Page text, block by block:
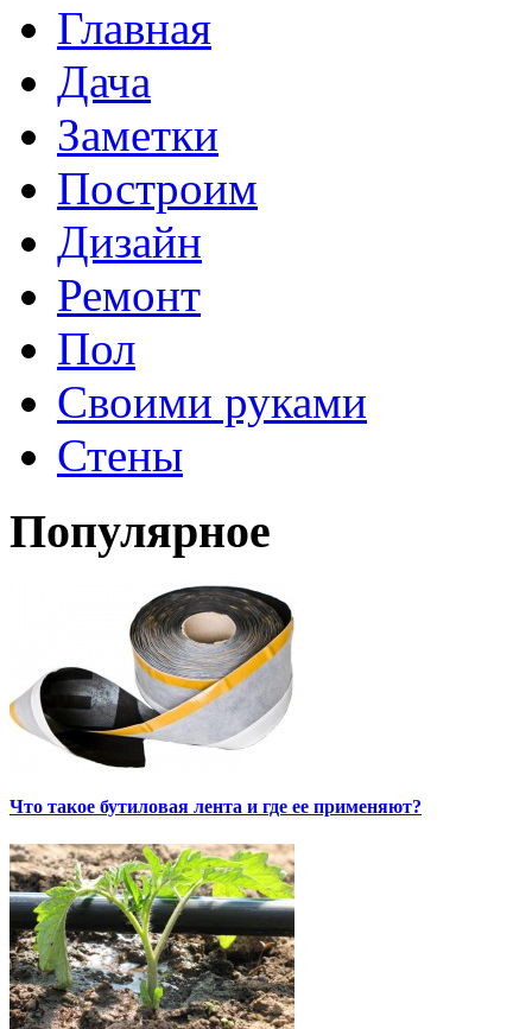
Главная
Дача
Заметки
Построим
Дизайн
Ремонт
Пол
Своими руками
Стены
Популярное
Что такое бутиловая лента и где ее применяют?